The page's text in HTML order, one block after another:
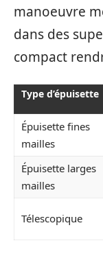
manoeuvre
dans des
compact
Type d’épuisette
Épuisette fines
mailles
Épuisette larges
mailles
Télescopique